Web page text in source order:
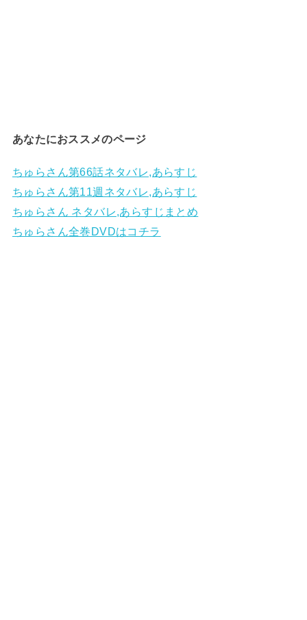
あなたにおススメのページ
ちゅらさん第66話ネタバレ,あらすじ
ちゅらさん第11週ネタバレ,あらすじ
ちゅらさん ネタバレ,あらすじまとめ
ちゅらさん全巻DVDはコチラ